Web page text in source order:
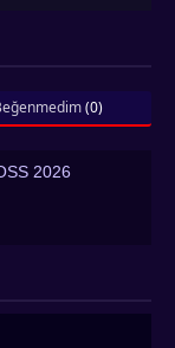
(0)
2026